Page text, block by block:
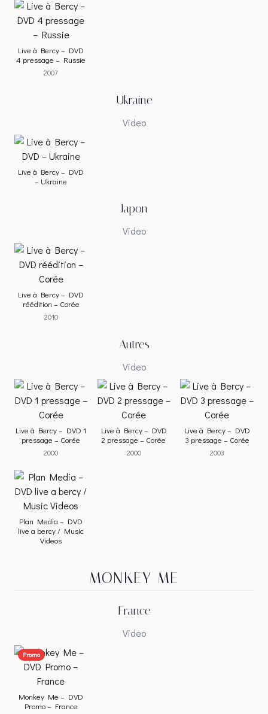
Live à Bercy – DVD
4 pressage – Russie
2007
Ukraine
Video
Live à Bercy – DVD
– Ukraine
Japon
Video
Live à Bercy – DVD
réédition – Corée
2010
Autres
Video
Live à Bercy – DVD 1
pressage – Corée
2000
Live à Bercy – DVD
2 pressage – Corée
2000
Live à Bercy – DVD
3 pressage – Corée
2003
Plan Media – DVD
live a bercy / Music
Videos
MONKEY ME
France
Video
Promo
Monkey Me – DVD
Promo – France